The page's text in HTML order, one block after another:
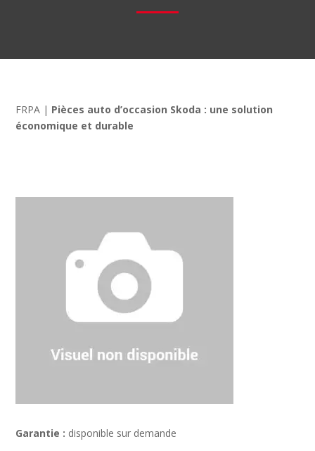
FRPA | Pièces auto d’occasion Skoda : une solution
économique et durable
Garantie : disponible sur demande